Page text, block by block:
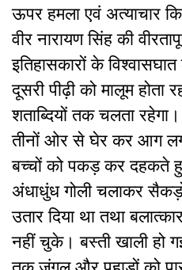
ऊपर हमला एवं अत्याचार
वीर नारायण सिंह की
इतिहासकारों के
दूसरी पीढ़ी को मालूम होता
शताब्दियों तक चलता
तीनों ओर से घेर कर आग
बच्चों को पकड़ कर दहकते
अंधाधुंध गोली चलाकर
उतार दिया था तथा
नहीं चुके। बस्ती खाली हो